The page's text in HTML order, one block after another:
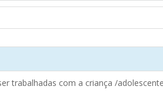
trabalhadas com a criança /